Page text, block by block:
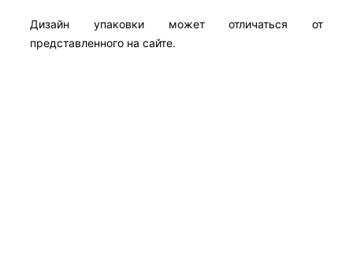
Дизайн упаковки может отличаться от
представленного на сайте.